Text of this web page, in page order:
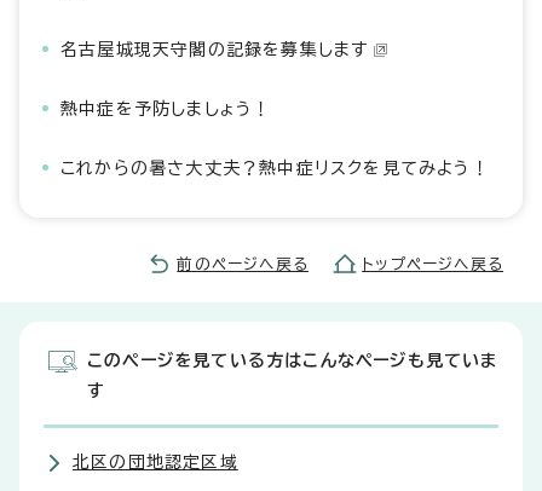
名古屋城現天守閣の記録を募集します
熱中症を予防しましょう！
これからの暑さ大丈夫？熱中症リスクを見てみよう！
前のページへ戻る トップページへ戻る
このページを見ている方はこんなページも見ていま
す
北区の団地認定区域